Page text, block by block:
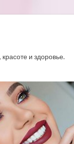
и здоровье.